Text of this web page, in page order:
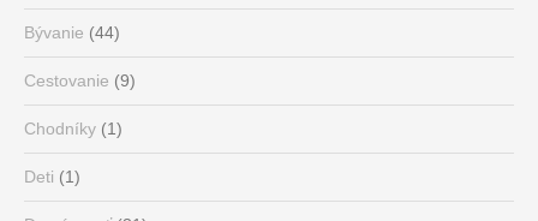
Bývanie (44)
Cestovanie (9)
Chodníky (1)
Deti (1)